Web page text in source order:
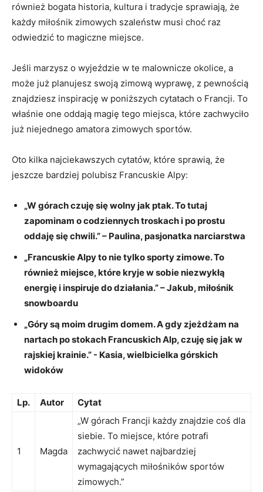
również bogata historia, kultura i tradycje sprawiają, że
każdy miłośnik zimowych szaleństw musi choć raz
odwiedzić to magiczne miejsce.
Jeśli‍ marzysz o wyjeździe ⁢w te malownicze okolice, a
może już planujesz swoją zimową wyprawę, z pewnością
znajdziesz inspirację w poniższych ⁢cytatach o Francji. To
właśnie‍ one oddają‍ magię​ tego miejsca, które zachwyciło
już niejednego amatora zimowych sportów.
Oto kilka najciekawszych cytatów, które sprawią, że
jeszcze bardziej polubisz Francuskie ⁤Alpy:
„W górach czuję się wolny jak ptak. To tutaj
zapominam o codziennych troskach i po prostu
oddaję się chwili.” – Paulina, pasjonatka narciarstwa
„Francuskie Alpy to nie ‌tylko sporty zimowe. To
również miejsce, które kryje w sobie niezwykłą
energię i inspiruje do działania.” – Jakub, miłośnik
snowboardu
„Góry są moim drugim domem. A gdy zjeżdżam​ na
nartach po stokach‌ Francuskich Alp, czuję się jak w
rajskiej krainie.” ​-​ Kasia, wielbicielka górskich
widoków
Lp. Autor Cytat
1 Magda
„W górach Francji każdy znajdzie coś dla⁣
siebie. To ‌miejsce, które potrafi
zachwycić nawet najbardziej‍
wymagających miłośników ​sportów
zimowych.”